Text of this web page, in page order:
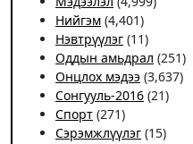
Нийгэм (4,401)
Нэвтрүүлэг (11)
Оддын амьдрал (251)
Онцлох мэдээ (3,637)
Сонгууль-2016 (21)
Спорт (271)
Сэрэмжлүүлэг (15)